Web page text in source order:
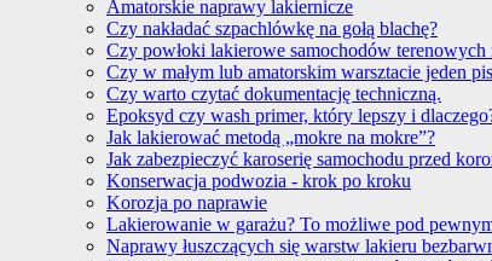
Amatorskie naprawy lakiernicze
Czy nakładać szpachlówkę na gołą blachę?
Czy powłoki lakierowe samochodów terenowych
Czy w małym lub amatorskim warsztacie jeden
Czy warto czytać dokumentację techniczną.
Epoksyd czy wash primer, który lepszy i
Jak lakierować metodą „mokre na mokre”?
Jak zabezpieczyć karoserię samochodu przed
Konserwacja podwozia - krok po kroku
Korozja po naprawie
Lakierowanie w garażu? To możliwe pod
Naprawy łuszczących się warstw lakieru